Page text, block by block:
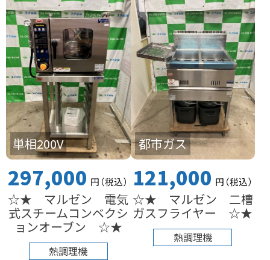
単相200V
297,000 円（税込）
☆★ マルゼン 電気
式スチームコンベクシ
ョンオーブン ☆★
熱調理機
都市ガス
121,000 円（税込）
☆★ マルゼン 二槽
ガスフライヤー ☆★
熱調理機